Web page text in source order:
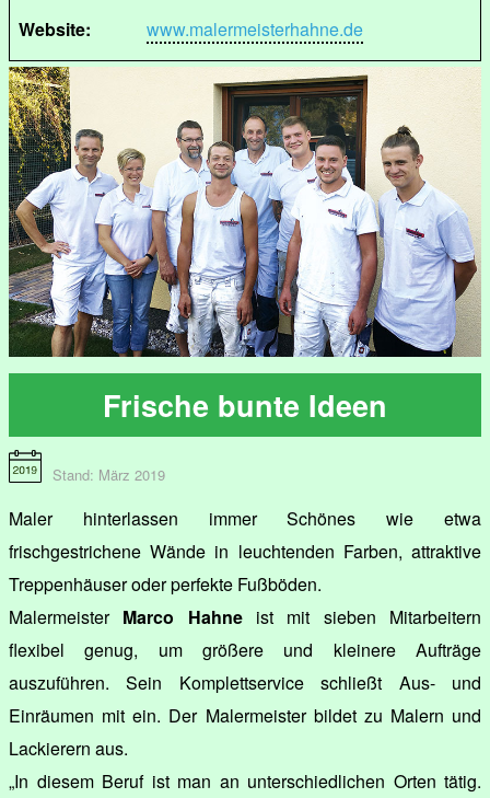
Website:
www.malermeisterhahne.de
Frische bunte Ideen
Stand: März 2019
Maler hinterlassen immer Schönes wie etwa
frischgestrichene Wände in leuchtenden Farben, attraktive
Treppenhäuser oder perfekte Fußböden.
Malermeister Marco Hahneist mit sieben Mitarbeitern
flexibel genug, um größere und kleinere Aufträge
auszuführen. Sein Komplettservice schließt Aus- und
Einräumen mit ein. Der Malermeister bildet zu Malern und
Lackierern aus.
„In diesem Beruf ist man an unterschiedlichen Orten tätig.